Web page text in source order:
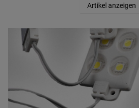
Artikel anzeigen